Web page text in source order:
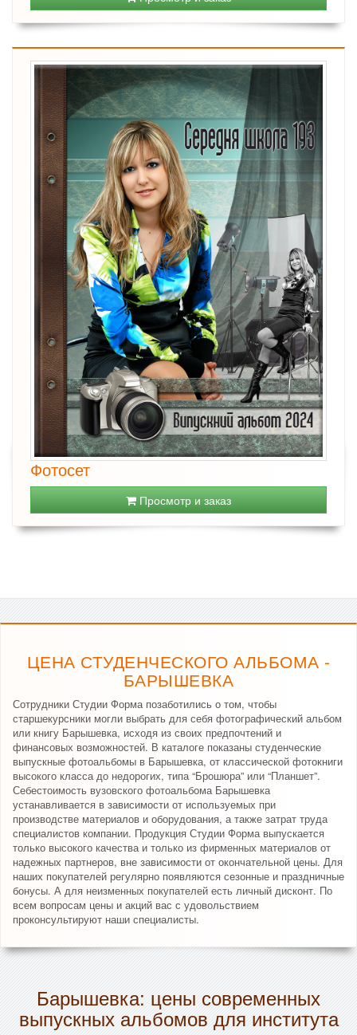
Фотосет
Просмотр и заказ
ЦЕНА СТУДЕНЧЕСКОГО АЛЬБОМА -
БАРЫШЕВКА
Сотрудники Студии Форма позаботились о том, чтобы
старшекурсники могли выбрать для себя фотографический альбом
или книгу Барышевка, исходя из своих предпочтений и
финансовых возможностей. В каталоге показаны студенческие
выпускные фотоальбомы в Барышевка, от классической фотокниги
высокого класса до недорогих, типа “Брошюра” или “Планшет”.
Себестоимость вузовского фотоальбома Барышевка
устанавливается в зависимости от используемых при
производстве материалов и оборудования, а также затрат труда
специалистов компании. Продукция Студии Форма выпускается
только высокого качества и только из фирменных материалов от
надежных партнеров, вне зависимости от окончательной цены. Для
наших покупателей регулярно появляются сезонные и праздничные
бонусы. А для неизменных покупателей есть личный дисконт. По
всем вопросам цены и акций вас с удовольствием
проконсультируют наши специалисты.
Барышевка: цены современных
выпускных альбомов для института